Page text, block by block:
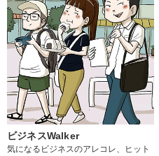
ビジネスWalker
気になるビジネスのアレコレ、ヒット